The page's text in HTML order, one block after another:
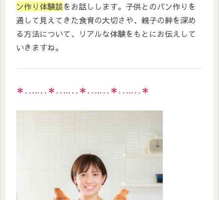
ン作り体験談をお話しします。子供とのパン作りを
通して見えてきた食育の大切さや、親子の絆を深め
る方法について、リアルな体験をもとにお伝えして
いきますね。
＊‥…‥＊‥…‥＊‥…‥＊‥…‥＊